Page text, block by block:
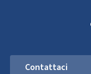
Contattaci